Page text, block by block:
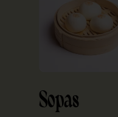
Sopas